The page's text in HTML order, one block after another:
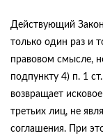
Действующий
только один раз и
правовом смысле,
подпункту 4) п. 1
возвращает
третьих лиц, не
соглашения. При